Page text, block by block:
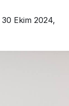
30 Ekim 2024,